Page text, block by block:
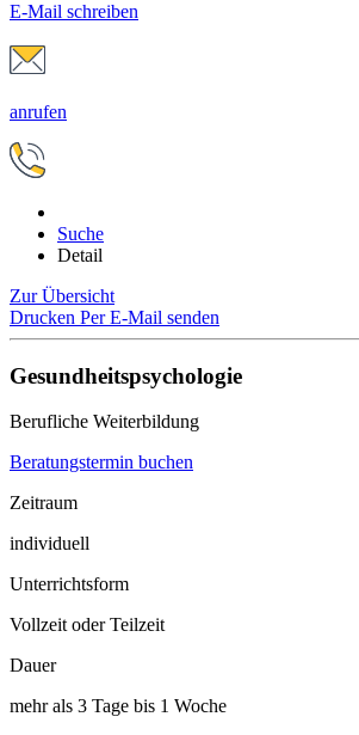
E-Mail schreiben
anrufen
Suche
Detail
Zur Übersicht
Drucken Per E-Mail senden
Gesundheitspsychologie
Berufliche Weiterbildung
Beratungstermin buchen
Zeitraum
individuell
Unterrichtsform
Vollzeit oder Teilzeit
Dauer
mehr als 3 Tage bis 1 Woche